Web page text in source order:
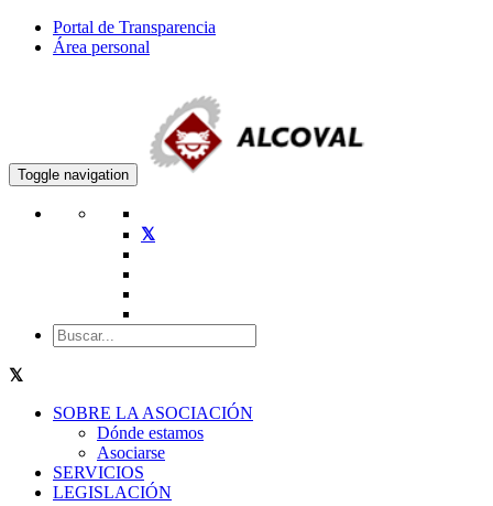
Portal de Transparencia
Área personal
Toggle navigation
SOBRE LA ASOCIACIÓN
Dónde estamos
Asociarse
SERVICIOS
LEGISLACIÓN